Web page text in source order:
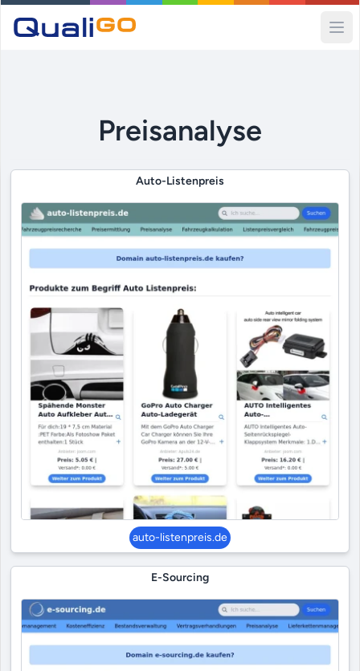
Preisanalyse
Auto-Listenpreis
auto-listenpreis.de
E-Sourcing